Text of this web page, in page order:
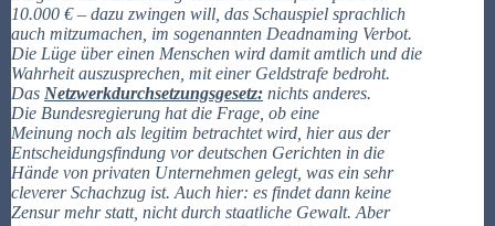
10.000 € – dazu zwingen will, das Schauspiel sprachlich
auch mitzumachen, im sogenannten Deadnaming Verbot.
Die Lüge über einen Menschen wird damit amtlich und die
Wahrheit auszusprechen, mit einer Geldstrafe bedroht.
Das Netzwerkdurchsetzungsgesetz: nichts anderes.
Die Bundesregierung hat die Frage, ob eine
Meinung noch als legitim betrachtet wird, hier aus der
Entscheidungsfindung vor deutschen Gerichten in die
Hände von privaten Unternehmen gelegt, was ein sehr
cleverer Schachzug ist. Auch hier: es findet dann keine
Zensur mehr statt, nicht durch staatliche Gewalt. Aber